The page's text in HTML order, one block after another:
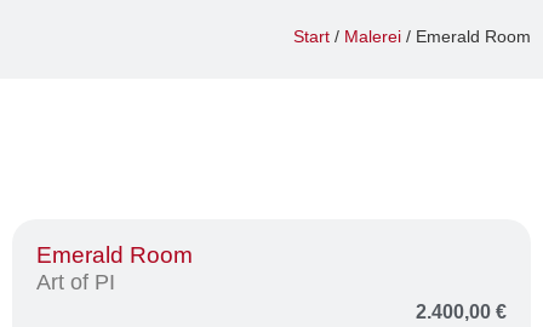
Start / Malerei / Emerald Room
Emerald Room
Art of PI
2.400,00 €